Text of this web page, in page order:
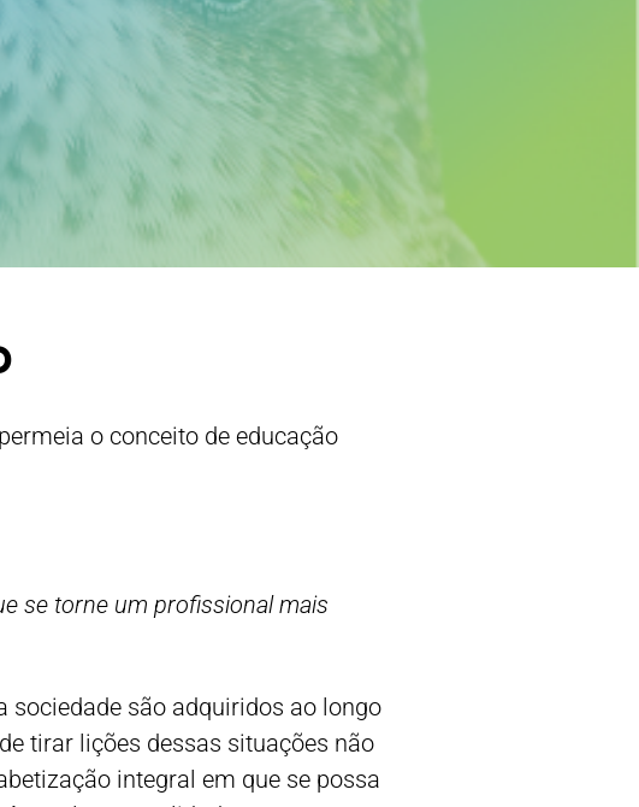
o conceito de educação
se torne um profissional mais
são adquiridos ao longo
tirar lições dessas situações não
integral em que se possa